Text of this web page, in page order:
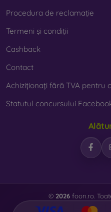
Procedura de reclamație
Termeni și condiții
Cashback
Contact
Achiziționați fără TVA pentru
Statutul concursului
© 2026 foon.ro.